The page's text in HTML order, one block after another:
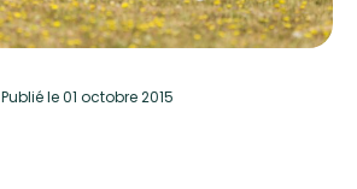
Publiéle 01 octobre 2015